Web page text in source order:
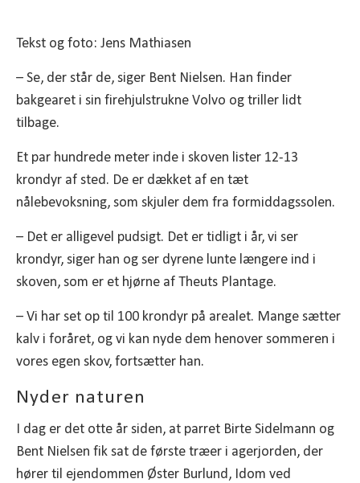
Tekst og foto: Jens Mathiasen
– Se, der står de, siger Bent Nielsen. Han finder
bakgearet i sin firehjulstrukne Volvo og triller lidt
tilbage.
Et par hundrede meter inde i skoven lister 12-13
krondyr af sted. De er dækket af en tæt
nålebevoksning, som skjuler dem fra formiddagssolen.
– Det er alligevel pudsigt. Det er tidligt i år, vi ser
krondyr, siger han og ser dyrene lunte længere ind i
skoven, som er et hjørne af Theuts Plantage.
– Vi har set op til 100 krondyr på arealet. Mange sætter
kalv i foråret, og vi kan nyde dem henover sommeren i
vores egen skov, fortsætter han.
Nyder naturen
I dag er det otte år siden, at parret Birte Sidelmann og
Bent Nielsen fik sat de første træer i agerjorden, der
hører til ejendommen Øster Burlund, Idom ved